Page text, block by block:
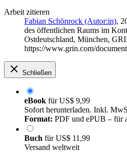
Arbeit zitieren
Fabian Schönrock (Autor:in),
des öffentlichen Raums im
Ostdeutschland, München,
https://www.grin.com/
Schließen
eBook fürUS$ 9,99
Sofort herunterladen. Inkl.
Format: PDF und ePUB – für
Buch fürUS$ 11,99
Versand weltweit